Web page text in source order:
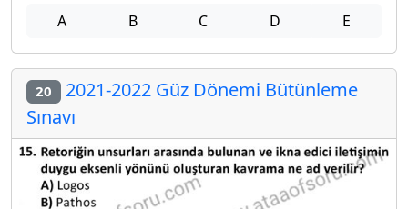
A B C D E
20 2021-2022 Güz Dönemi Bütünleme
Sınavı